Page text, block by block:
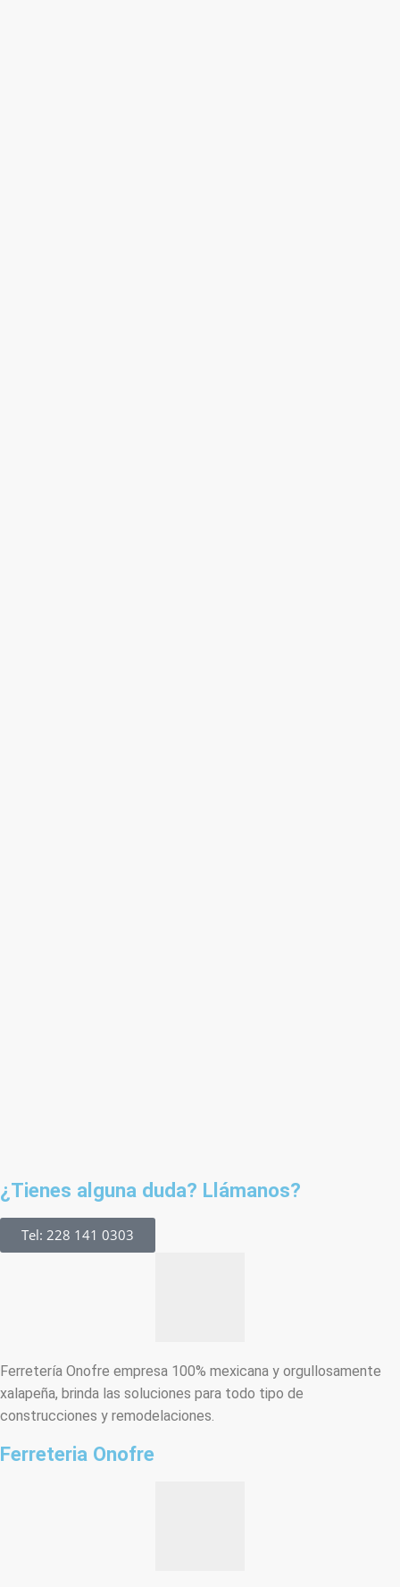
¿Tienes alguna duda? Llámanos?
Tel: 228 141 0303
Ferretería Onofre empresa 100% mexicana y orgullosamente
xalapeña, brinda las soluciones para todo tipo de
construcciones y remodelaciones.
Ferreteria Onofre